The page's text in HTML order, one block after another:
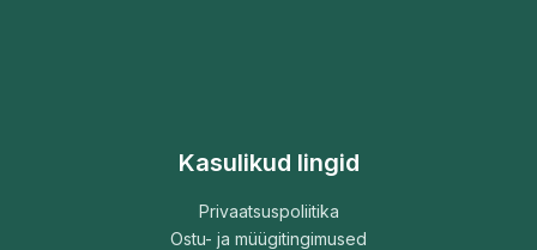
Kasulikud lingid
Privaatsuspoliitika
Ostu- ja müügitingimused